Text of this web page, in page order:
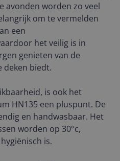
avonden worden zo veel
om te vermelden
een
het veilig is in
genieten van de
deken biedt.
is ook het
HN135 een pluspunt. De
en handwasbaar. Het
worden op 30°c,
is.